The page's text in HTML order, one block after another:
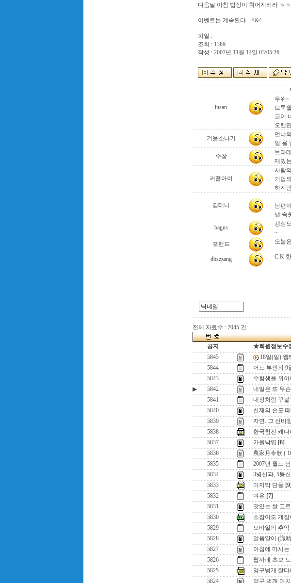
다음날 아침 밥상이 휘어지리라 ㅎ
이벤트는 계속된다 ...^&^
파일 :
조회 : 1389
작성 : 2007년 11월 14일 03:05:26
insan
우쒸~
브룩
글이
오랜
겨울소나기
언냐
일 욜
수창
브라
재밌
커플아이
사람
기업
하지
김테니
남편
낼 속
bagus
갱상
~
포핸드 오늘
dbszzang C.K
전체 자료수 : 7045 건
공지 ★회원정보수
5845
18일(일) 웹
5844
어느 부인의 9
5843
수험생을 위하
▶
5842 내일은 또 무
5841
내장처럼 꾸
5840
천재의 손도
5839
자연..그 신비
5838
한국참전 캐
5837
가을낙엽 [8]
5836
農家月令歌 (
5835
2007년 월드
5834
3병신과, 5등
5833
마지막 단풍 [9]
5832
여유 [7]
5831
맛있는 쌀 고
5830
소잡아도 개
5829
모바일의 추억
5828
알음알이 (識
5827
아침에 마시는
5826
웹까페 초보
5825
양구벙개 잘
5824
양구 벙개 마